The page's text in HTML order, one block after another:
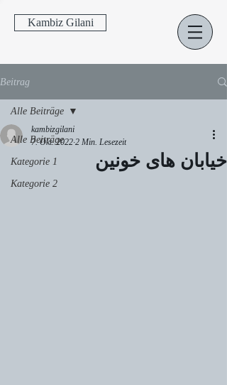
Kambiz Gilani
Beitrag
Alle Beiträge
Kategorie 1
Kategorie 2
Alle Beiträge
خیابان های خونین
kambizgilani
7. Okt. 2022 2 Min. Lesezeit